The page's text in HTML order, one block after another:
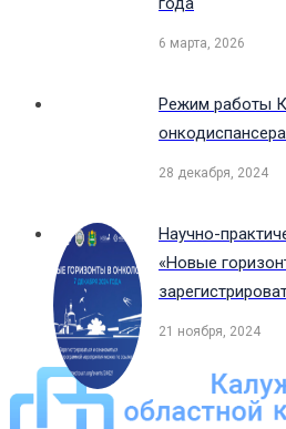
6 марта, 2026
Режим работы
28 декабря, 2024
Научно-
«Новые
21 ноября, 2024